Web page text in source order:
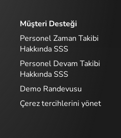
Müşteri Desteği
Personel Zaman Takibi
Hakkında SSS
Personel Devam Takibi
Hakkında SSS
Demo Randevusu
Çerez tercihlerini yönet